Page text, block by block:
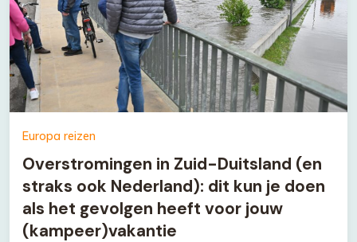
Europa reizen
Overstromingen in Zuid-Duitsland (en
straks ook Nederland): dit kun je doen
als het gevolgen heeft voor jouw
(kampeer)vakantie